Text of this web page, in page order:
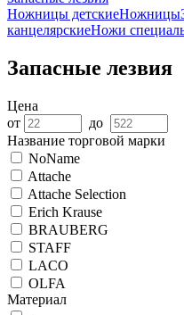
Ножницы детскиеНожницы
канцелярскиеНожи
Запасные лезвия
Цена
от
до
Название торговой марки
NoName
Attache
Attache Selection
Erich Krause
BRAUBERG
STAFF
LACO
OLFA
Материал